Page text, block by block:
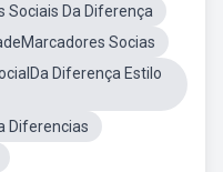
Sociais Da Diferença
Socias
Diferença Estilo
Diferencias